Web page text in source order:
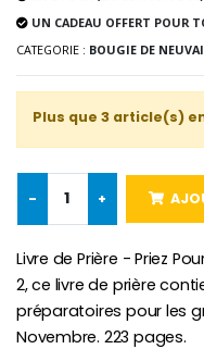
Huile
€9.90
€4.90
UN CADEAU OFFERT POUR
CATEGORIE : BOUGIE DE
Plus que 3 article(s)
- +
Livre de Prière - Priez
2, ce livre de prière
préparatoires pour les
Novembre. 223 pages.